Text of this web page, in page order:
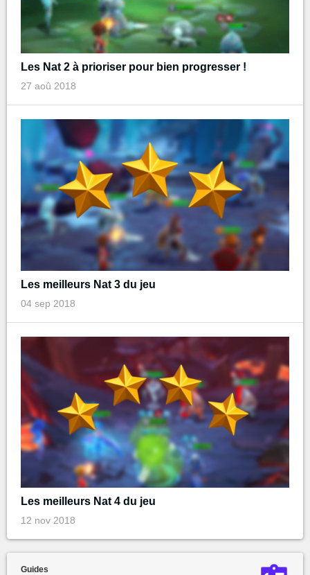
Les Nat 2 à prioriser pour bien progresser !
27 aoû 2018
Les meilleurs Nat 3 du jeu
04 sep 2018
Les meilleurs Nat 4 du jeu
12 nov 2018
Guides